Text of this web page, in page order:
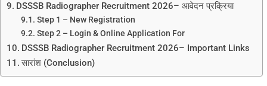
DSSSB Radiographer Recruitment 2026– आवेदन प्रक्रिया
Step 1 – New Registration
Step 2 – Login & Online Application For
DSSSB Radiographer Recruitment 2026– Important Links
सारांश (Conclusion)